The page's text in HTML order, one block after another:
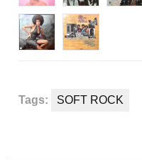
Tags: SOFT ROCK